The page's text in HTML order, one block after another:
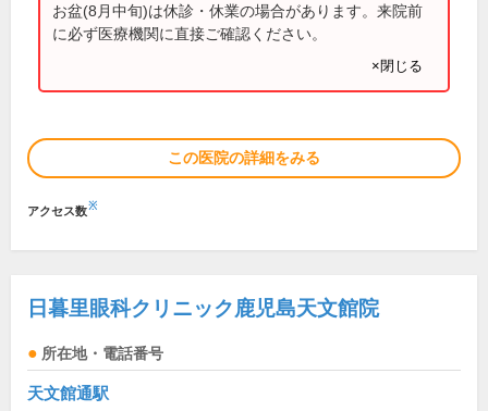
お盆(8月中旬)は休診・休業の場合があります。来院前
に必ず医療機関に直接ご確認ください。
×閉じる
この医院の詳細をみる
アクセス数※
日暮里眼科クリニック鹿児島天文館院
所在地・電話番号
天文館通駅